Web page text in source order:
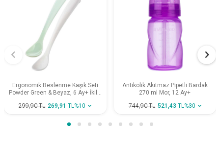
Ergonomik Beslenme Kaşık Seti
Powder Green & Beyaz, 6 Ay+ İkili -
299,90TL 269,91 TL %10
Antikolik Akıtmaz Pipetli Bardak
270 ml Mor, 12 Ay+
744,90TL 521,43 TL %30